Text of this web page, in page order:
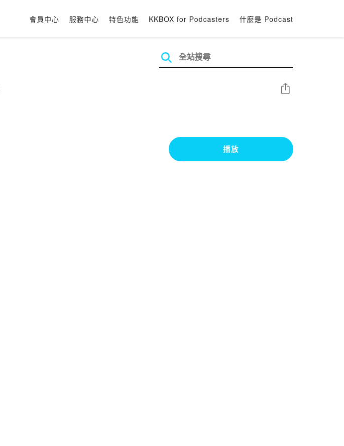
會員中心 服務中心 特色功能 KKBOX for Podcasters 什麼是 Podcast
分享
播放